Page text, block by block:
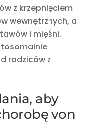
z krzepnięciem
wewnętrznych, a
i mięśni.
rodziców z
aby
von